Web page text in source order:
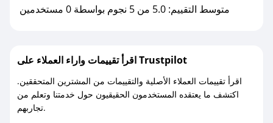
متوسط التقييم: 5.0 من 5 نجوم بواسطة 0 مستخدمين
اقرأ تقييمات واراء العملاء على Trustpilot
اقرأ تقييمات العملاء الأصلية والتقييمات من المشترين المتحققين.
اكتشف ما يعتقده المستخدمون الحقيقيون حول خدمتنا وتعلم من
تجاربهم.